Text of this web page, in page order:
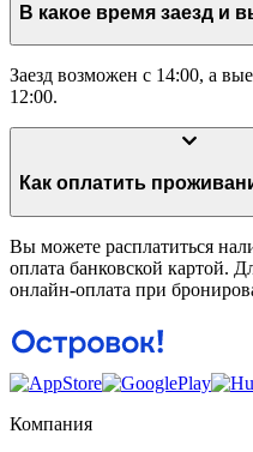
Заезд возможен с 14:00, а
12:00.
Вы можете расплатиться
оплата банковской картой.
онлайн-оплата при
Компания